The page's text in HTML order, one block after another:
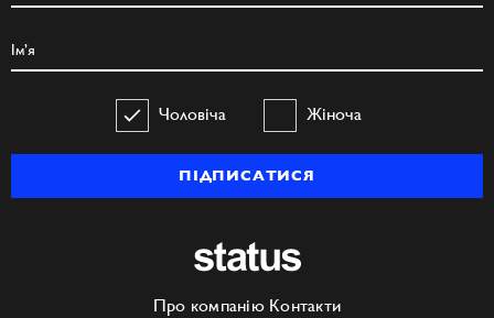
Чоловіча Жіноча
ПІДПИСАТИСЯ
Про компанію Контакти